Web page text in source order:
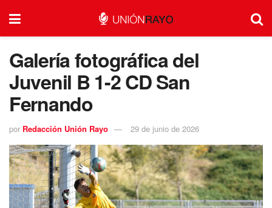
Galería fotográfica del
Juvenil B 1-2 CD San
Fernando
por Redacción Unión Rayo 29 de junio de 2026